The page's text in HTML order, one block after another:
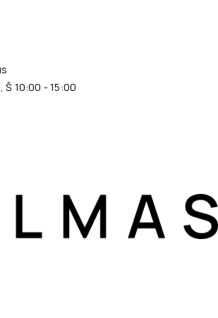
Š 10:00 - 15:00